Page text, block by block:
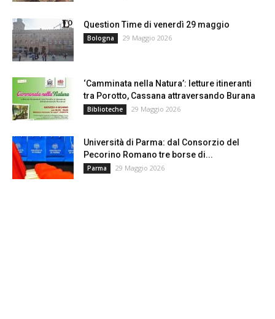
Question Time di venerdì 29 maggio
Bologna 29 Maggio 2026
‘Camminata nella Natura’: letture itineranti
tra Porotto, Cassana attraversando Burana
Biblioteche 29 Maggio 2026
Università di Parma: dal Consorzio del
Pecorino Romano tre borse di...
Parma 29 Maggio 2026